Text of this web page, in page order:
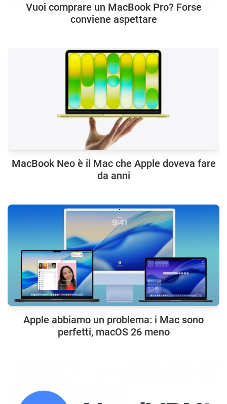
Vuoi comprare un MacBook Pro? Forse
conviene aspettare
MacBook Neo è il Mac che Apple doveva fare
da anni
Apple abbiamo un problema: i Mac sono
perfetti, macOS 26 meno